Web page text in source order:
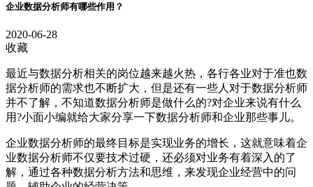
企业数据分析师有哪些作用？
2020-06-28
收藏
最近与数据分析相关的岗位越来越火热，各行各业对于准也数
据分析师的需求也不断扩大，但是还有一些人对于数据分析师
并不了解，不知道数据分析师是做什么的?对企业来说有什么
用?小面小编就给大家分享一下数据分析师和企业那些事儿。
企业数据分析师的最终目标是实现业务的增长，这就意味着企
业数据分析师不仅要技术过硬，还必须对业务有着深入的了
解，通过各种数据分析方法和思维，来发现企业经营中的问